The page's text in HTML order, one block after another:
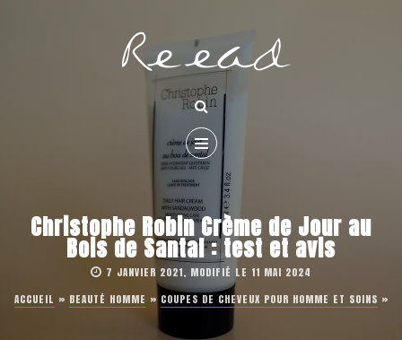
Christophe Robin Crème de Jour au
Bois de Santal : test et avis
7 JANVIER 2021, MODIFIÉ LE 11 MAI 2024
ACCUEIL » BEAUTÉ HOMME » COUPES DE CHEVEUX POUR HOMME ET SOINS »